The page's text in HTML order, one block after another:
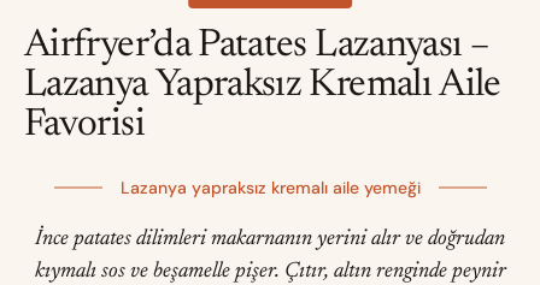
Airfryer’da Patates Lazanyası –
Lazanya Yapraksız Kremalı Aile
Favorisi
Lazanya yapraksız kremalı aile yemeği
İnce patates dilimleri makarnanın yerini alır ve doğrudan
kıymalı sos ve beşamelle pişer. Çıtır, altın renginde peynir